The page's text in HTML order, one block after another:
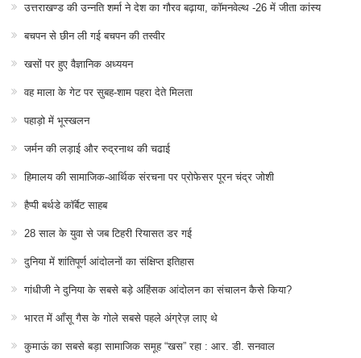
उत्तराखण्ड की उन्नति शर्मा ने देश का गौरव बढ़ाया, कॉमनवेल्थ -26 में जीता कांस्य
बचपन से छीन ली गई बचपन की तस्वीर
खसों पर हुए वैज्ञानिक अध्ययन
वह माला के गेट पर सुबह-शाम पहरा देते मिलता
पहाड़ो में भूस्खलन
जर्मन की लड़ाई और रुद्रनाथ की चढाई
हिमालय की सामाजिक-आर्थिक संरचना पर प्रोफेसर पूरन चंद्र जोशी
हैप्पी बर्थडे कॉर्बेट साहब
28 साल के युवा से जब टिहरी रियासत डर गई
दुनिया में शांतिपूर्ण आंदोलनों का संक्षिप्त इतिहास
गांधीजी ने दुनिया के सबसे बड़े अहिंसक आंदोलन का संचालन कैसे किया?
भारत में आँसू गैस के गोले सबसे पहले अंग्रेज़ लाए थे
कुमाऊं का सबसे बड़ा सामाजिक समूह “खस” रहा : आर. डी. सनवाल